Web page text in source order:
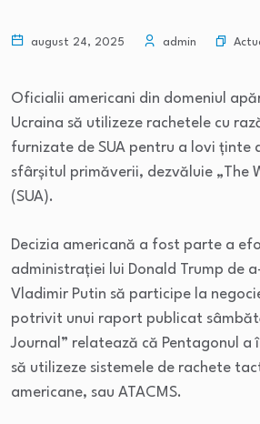
august 24, 2025 admin
Oficialii americani din domeniul
Ucraina să utilizeze rachetele cu
furnizate de SUA pentru a lovi ținte
sfârșitul primăverii, dezvăluie „The
(SUA).
Decizia americană a fost parte a
administrației lui Donald Trump de
Vladimir Putin să participe la
potrivit unui raport publicat
Journal” relatează că Pentagonul a
să utilizeze sistemele de rachete
americane, sau ATACMS.